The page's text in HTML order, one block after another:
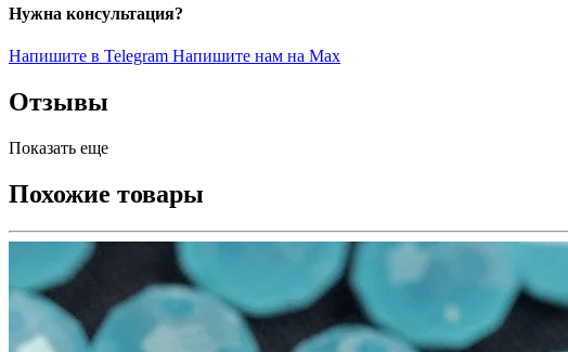
Нужна консультация?
Напишите в Telegram Напишите нам на Max
Отзывы
Показать еще
Похожие товары